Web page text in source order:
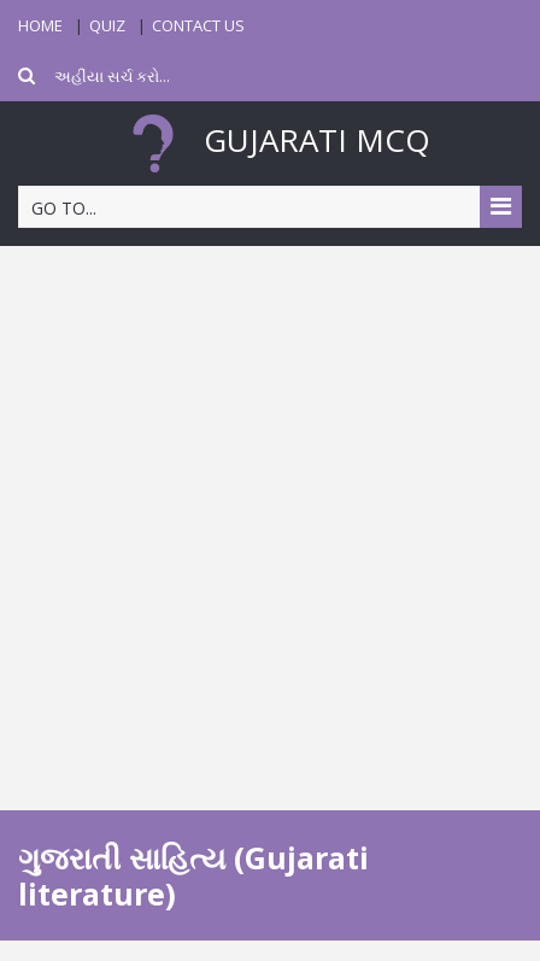
HOME QUIZ CONTACT US
GUJARATI MCQ
GO TO...
ગુજરાતી સાહિત્ય (Gujarati
literature)